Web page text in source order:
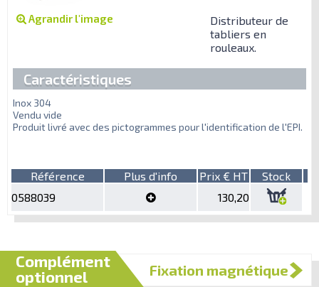
Agrandir l'image
Distributeur de
tabliers en
rouleaux.
Caractéristiques
Inox 304
Vendu vide
Produit livré avec des pictogrammes pour l'identification de l'EPI.
Référence Plus d'info Prix € HT
Stock
0588039
130,20
Complément
optionnel
Fixation magnétique